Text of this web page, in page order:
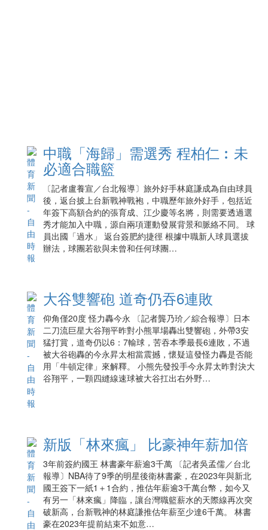
中職「海歸」需選秀 程柏仁︰未
必適合職籃
〔記者盧養宣／台北報導〕旅外好手林庭謙成為自由球員
後，返台披上台新戰神戰袍，中職歷年旅外好手，包括近
年簽下高額合約的張育成、江少慶等名將，則需要透過選
秀才能加入中職，源自兩項運動發展背景和脈絡不同。 球
員出國「過水」 返台簽肥約捷徑 根據中職新人球員選拔
辦法，球團若欲與未曾和任何球團…
大谷雙響砲 道奇仍吞6連敗
仰角僅20度 怪力轟今永 〔記者龔乃玠／綜合報導〕日本
二刀流巨星大谷翔平昨對小熊單場轟出雙響砲，外帶3安
猛打賞，道奇仍以6：7輸球，苦吞本季最長6連敗，不過
被大谷砲轟的今永昇太相當震撼，懷疑這發怪力轟是否能
用「牛頓定律」來解釋。 小熊先發投手今永昇太昨對決大
谷翔平，一顆四縫線速球被大谷扛出右外野…
新版「林來瘋」 比豪神年薪加倍
3年前簽約國王 林書豪年薪逾3千萬 〔記者吳孟儒／台北
報導〕NBA待了9季的明星後衛林書豪，在2023年與新北
國王簽下一紙1＋1合約，推估年薪逾3千萬台幣，如今又
有另一「林來瘋」降臨，讓台灣職籃薪水的天際線再次突
破新高，台新戰神的林庭謙推估年薪至少達6千萬。 林書
豪在2023年提前結束不如意…